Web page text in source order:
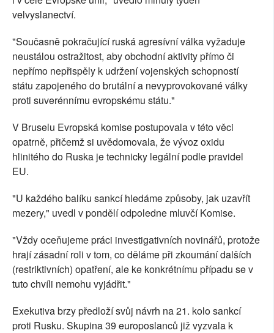
velvyslanectví.
"Současně pokračující ruská agresívní válka vyžaduje
neustálou ostražitost, aby obchodní aktivity přímo či
nepřímo nepřispěly k udržení vojenských schopností
státu zapojeného do brutální a nevyprovokované války
proti suverénnímu evropskému státu."
V Bruselu Evropská komise postupovala v této věci
opatrně, přičemž si uvědomovala, že vývoz oxidu
hlinitého do Ruska je technicky legální podle pravidel
EU.
"U každého balíku sankcí hledáme způsoby, jak uzavřít
mezery," uvedl v pondělí odpoledne mluvčí Komise.
"Vždy oceňujeme práci investigativních novinářů, protože
hrají zásadní roli v tom, co děláme při zkoumání dalších
(restriktivních) opatření, ale ke konkrétnímu případu se v
tuto chvíli nemohu vyjádřit."
Exekutiva brzy předloží svůj návrh na 21. kolo sankcí
proti Rusku. Skupina 39 europoslanců již vyzvala k